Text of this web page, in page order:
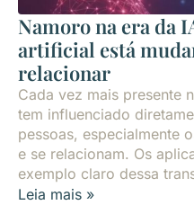
Namoro na era da
artificial está
relacionar
Cada vez mais presente
tem influenciado
pessoas, especialmente
e se relacionam. Os
exemplo claro dessa
Leia mais »